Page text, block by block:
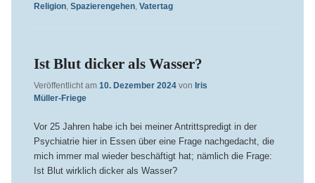
Religion, Spazierengehen, Vatertag
Ist Blut dicker als Wasser?
Veröffentlicht am 10. Dezember 2024 von Iris
Müller-Friege
Vor 25 Jahren habe ich bei meiner Antrittspredigt in der
Psychiatrie hier in Essen über eine Frage nachgedacht, die
mich immer mal wieder beschäftigt hat; nämlich die Frage:
Ist Blut wirklich dicker als Wasser?